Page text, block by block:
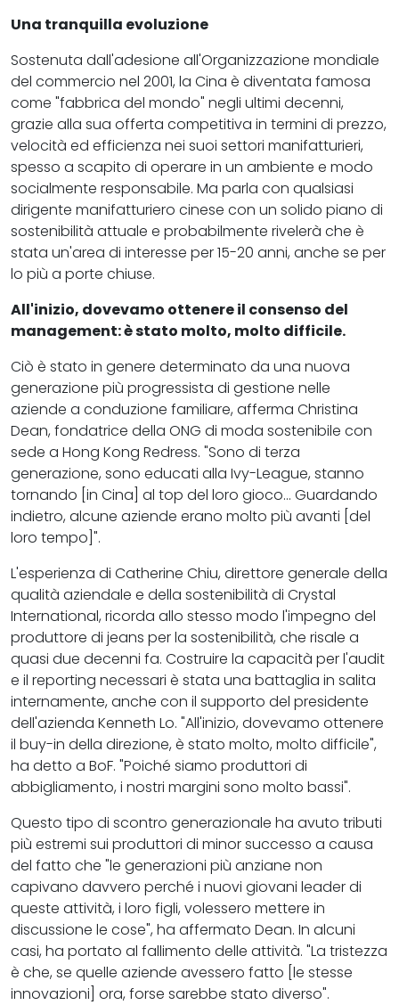
Una tranquilla evoluzione
Sostenuta dall'adesione all'Organizzazione mondiale
del commercio nel 2001, la Cina è diventata famosa
come "fabbrica del mondo" negli ultimi decenni,
grazie alla sua offerta competitiva in termini di prezzo,
velocità ed efficienza nei suoi settori manifatturieri,
spesso a scapito di operare in un ambiente e modo
socialmente responsabile. Ma parla con qualsiasi
dirigente manifatturiero cinese con un solido piano di
sostenibilità attuale e probabilmente rivelerà che è
stata un'area di interesse per 15-20 anni, anche se per
lo più a porte chiuse.
All'inizio, dovevamo ottenere il consenso del
management: è stato molto, molto difficile.
Ciò è stato in genere determinato da una nuova
generazione più progressista di gestione nelle
aziende a conduzione familiare, afferma Christina
Dean, fondatrice della ONG di moda sostenibile con
sede a Hong Kong Redress. "Sono di terza
generazione, sono educati alla Ivy-League, stanno
tornando [in Cina] al top del loro gioco... Guardando
indietro, alcune aziende erano molto più avanti [del
loro tempo]".
L'esperienza di Catherine Chiu, direttore generale della
qualità aziendale e della sostenibilità di Crystal
International, ricorda allo stesso modo l'impegno del
produttore di jeans per la sostenibilità, che risale a
quasi due decenni fa. Costruire la capacità per l'audit
e il reporting necessari è stata una battaglia in salita
internamente, anche con il supporto del presidente
dell'azienda Kenneth Lo. "All'inizio, dovevamo ottenere
il buy-in della direzione, è stato molto, molto difficile",
ha detto a BoF. "Poiché siamo produttori di
abbigliamento, i nostri margini sono molto bassi".
Questo tipo di scontro generazionale ha avuto tributi
più estremi sui produttori di minor successo a causa
del fatto che "le generazioni più anziane non
capivano davvero perché i nuovi giovani leader di
queste attività, i loro figli, volessero mettere in
discussione le cose", ha affermato Dean. In alcuni
casi, ha portato al fallimento delle attività. "La tristezza
è che, se quelle aziende avessero fatto [le stesse
innovazioni] ora, forse sarebbe stato diverso".